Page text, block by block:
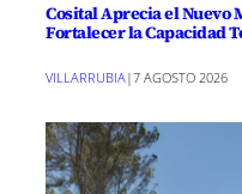
Cosital Aprecia el Nuevo
Fortalecer la Capacidad
VILLARRUBIA|7 AGOSTO 2026